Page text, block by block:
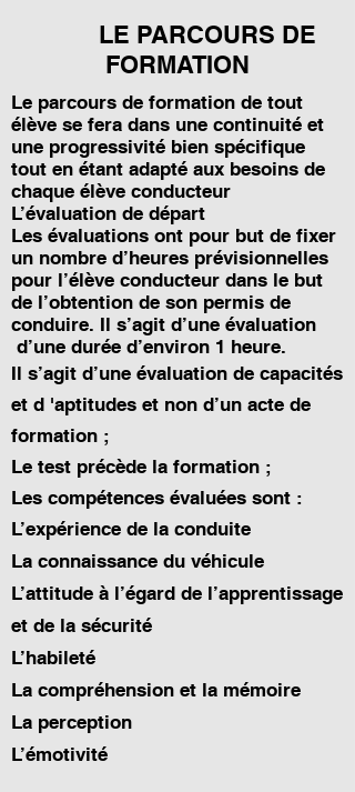
LE PARCOURS DE
FORMATION
Le parcours de formation de tout
élève se fera dans une continuité et
une progressivité bien spécifique
tout en étant adapté aux besoins de
chaque élève conducteur
L’évaluation de départ
Les évaluations ont pour but de fixer
un nombre d’heures prévisionnelles
pour l’élève conducteur dans le but
de l’obtention de son permis de
conduire. Il s’agit d’une évaluation
d’une durée d’environ 1 heure.
Il s’agit d’une évaluation de capacités
et d 'aptitudes et non d’un acte de
formation ;
Le test précède la formation ;
Les compétences évaluées sont :
L’expérience de la conduite
La connaissance du véhicule
L’attitude à l’égard de l’apprentissage
et de la sécurité
L’habileté
La compréhension et la mémoire
La perception
L’émotivité